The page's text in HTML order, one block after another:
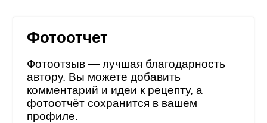
Фотоотчет
Фотоотзыв — лучшая благодарность
автору. Вы можете добавить
комментарий и идеи к рецепту, а
фотоотчёт сохранится в вашем
профиле.